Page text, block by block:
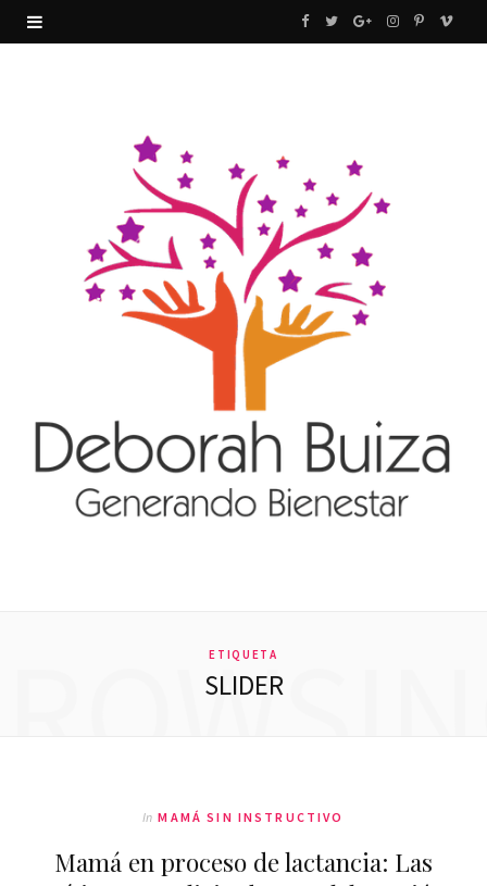
F
b
o
k
T
t
r
G
l
P
I P V
ETIQUETA
SLIDER
In MAMÁ SIN INSTRUCTIVO
Mamá en proceso de lactancia: Las